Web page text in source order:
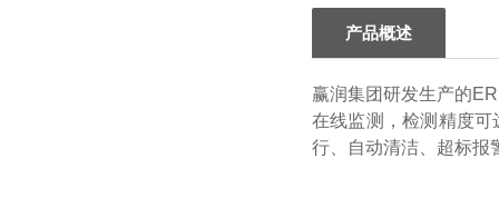
产品概述
赢润集团研发生产的
在线监测，检测精度
行、自动清洁、超标报